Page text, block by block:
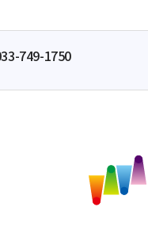
749-1750
주
시